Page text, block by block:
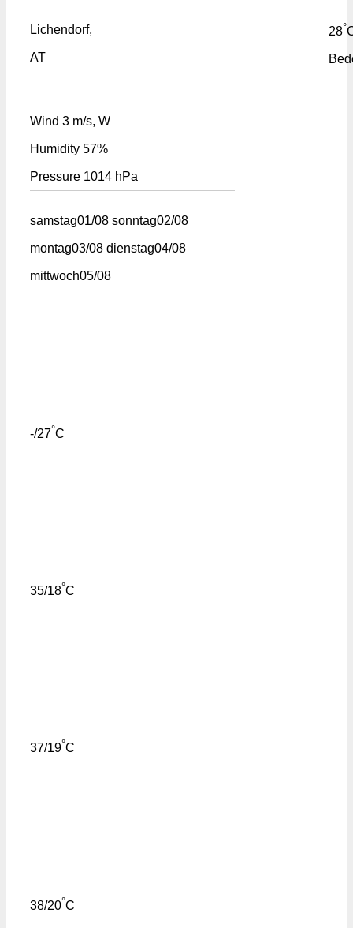
Lichendorf,
AT
28°
Wind 3 m/s, W
Humidity 57%
Pressure 1014 hPa
samstag01/08 sonntag02/08
montag03/08 dienstag04/08
mittwoch05/08
-/27°C
35/18°C
37/19°C
38/20°C